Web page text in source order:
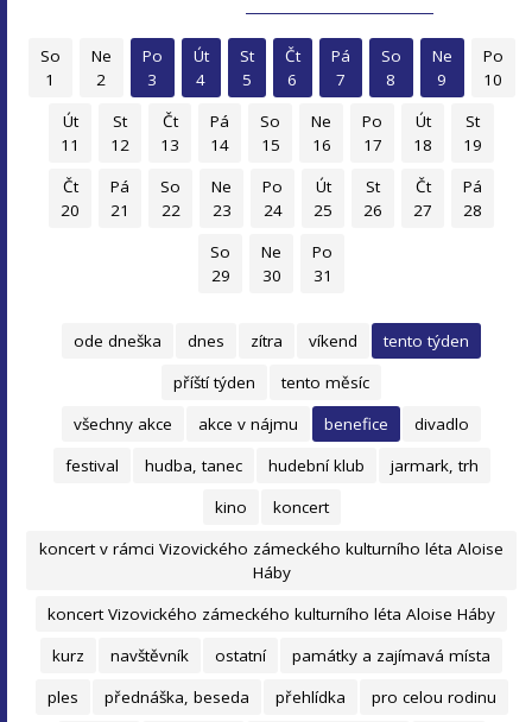
So
1
Ne
2
Po
3
Út
4
St
5
Čt
6
Pá
7
So
8
Ne
9
Po
10
Út
11
St
12
Čt
13
Pá
14
So
15
Ne
16
Po
17
Út
18
St
19
Čt
20
Pá
21
So
22
Ne
23
Po
24
Út
25
St
26
Čt
27
Pá
28
So
29
Ne
30
Po
31
ode dneška dnes zítra víkend
tento týden
příští týden
tento měsíc
všechny akce
akce v nájmu benefice
divadlo
festival
hudba, tanec hudební klub
jarmark, trh
kino
koncert
koncert v rámci Vizovického zámeckého kulturního léta Aloise
Háby
koncert Vizovického zámeckého kulturního léta Aloise Háby
kurz
navštěvník ostatní
památky a zajímavá místa
ples
přednáška, beseda přehlídka
pro celou rodinu